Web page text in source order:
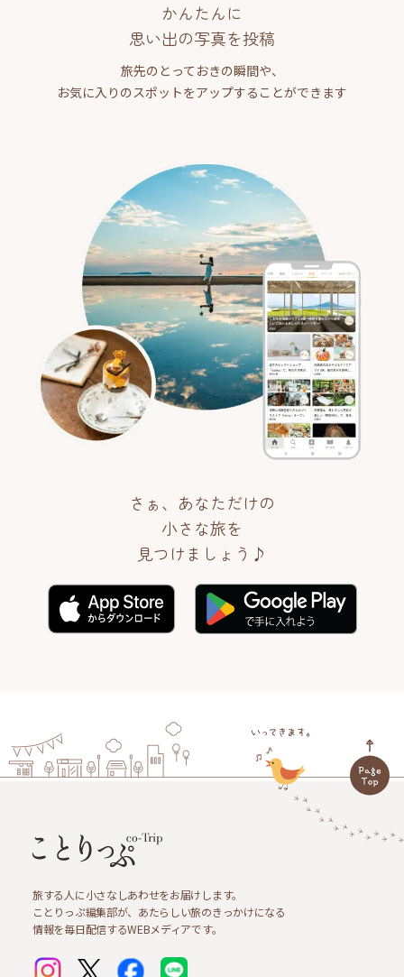
かんたんに
思い出の写真を投稿
旅先のとっておきの瞬間や、
お気に入りのスポットをアップすることができます
さぁ、あなただけの
小さな旅を
見つけましょう♪
旅する人に小さなしあわせをお届けします。
ことりっぷ編集部が、あたらしい旅のきっかけになる
情報を毎日配信するWEBメディアです。